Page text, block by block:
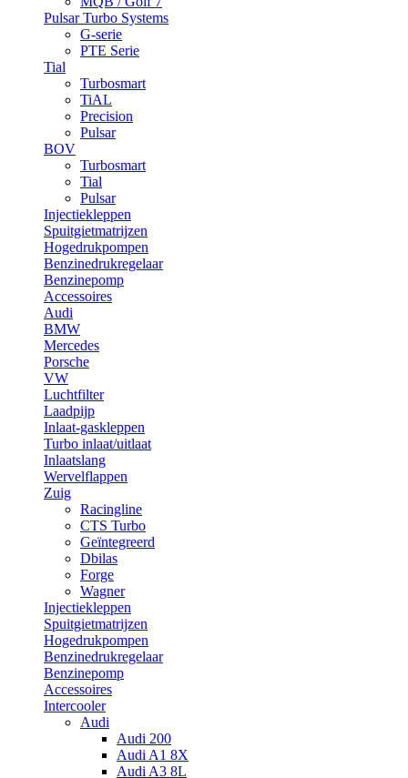
Pulsar Turbo Systems
G-serie
PTE Serie
Tial
Turbosmart
TiAL
Precision
Pulsar
BOV
Turbosmart
Tial
Pulsar
Injectiekleppen
Spuitgietmatrijzen
Hogedrukpompen
Benzinedrukregelaar
Benzinepomp
Accessoires
Audi
BMW
Mercedes
Porsche
VW
Luchtfilter
Laadpijp
Inlaat-gaskleppen
Turbo inlaat/uitlaat
Inlaatslang
Wervelflappen
Zuig
Racingline
CTS Turbo
Geïntegreerd
Dbilas
Forge
Wagner
Injectiekleppen
Spuitgietmatrijzen
Hogedrukpompen
Benzinedrukregelaar
Benzinepomp
Accessoires
Intercooler
Audi
Audi 200
Audi A1 8X
Audi A3 8L